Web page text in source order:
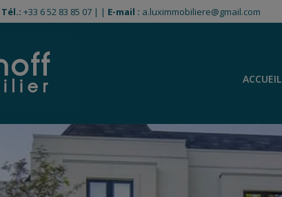
Tél.: +33 6 52 83 85 07 | | E-mail : a.luximmobiliere@gmail.com
ACCUEIL